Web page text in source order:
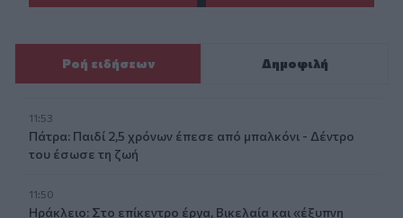
Ροή ειδήσεων Δημοφιλή
11:53
Πάτρα: Παιδί 2,5 χρόνων έπεσε από μπαλκόνι - Δέντρο
του έσωσε τη ζωή
11:50
Ηράκλειο: Στο επίκεντρο έργα, Βικελαία και «έξυπνη